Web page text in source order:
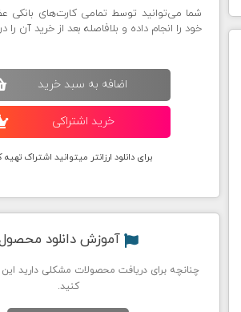
شما می‌توانید توسط تمامی کارت‌های بانکی
خود را انجام داده و بلافاصله بعد از خرید آن را
اضافه به سبد خريد
خريد اشتراکی
برای دانلود ارزانتر میتوانید اشتراک تهیه
آموزش دانلود
چنانچه برای دریافت محصولات مشکلی دارید
کنید.